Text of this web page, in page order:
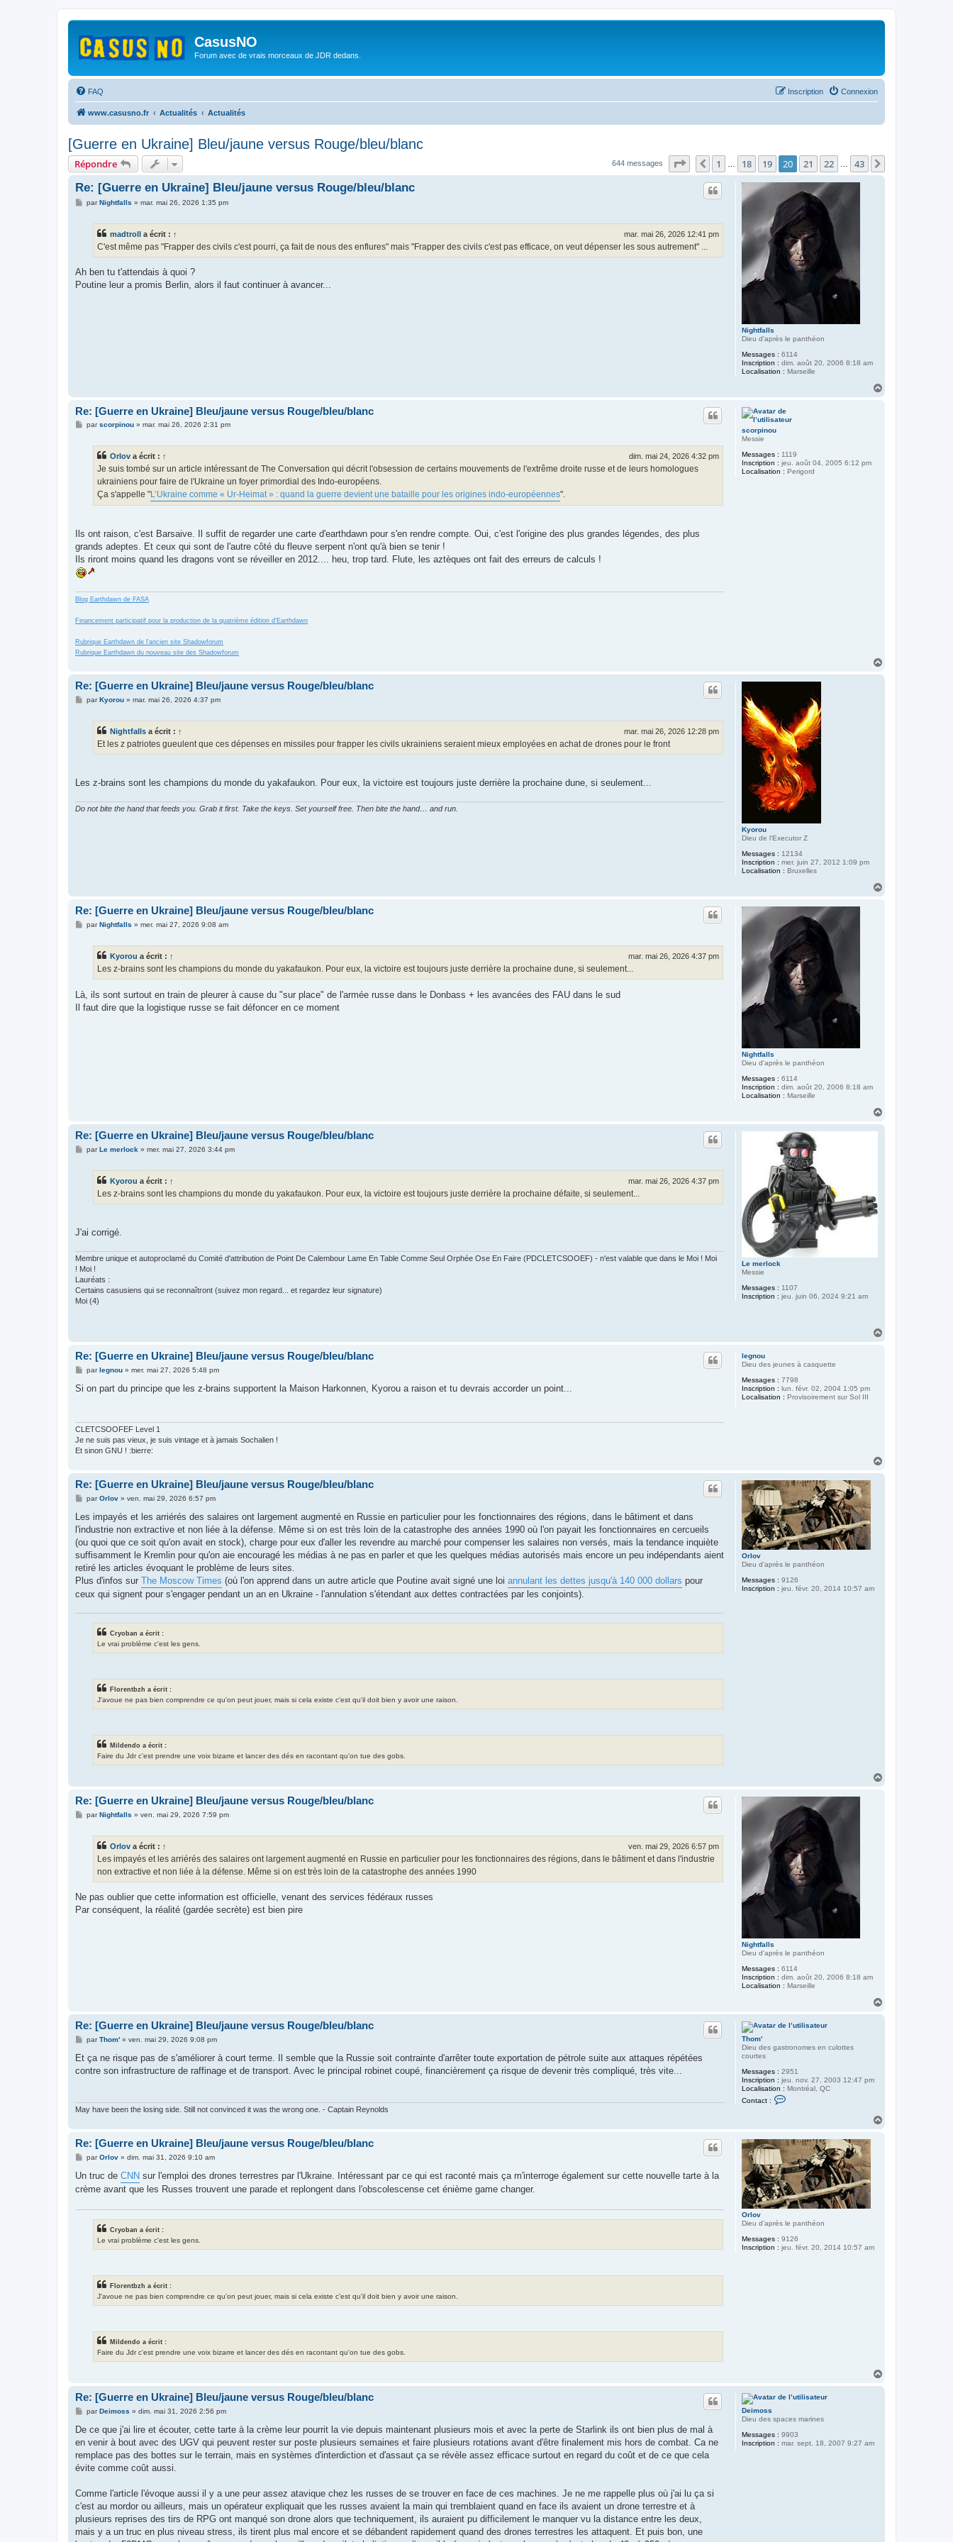
CasusNO
Forum avec de vrais morceaux de JDR dedans.
FAQ Connexion
Inscription
www.casusno.fr Actualités Actualités
[Guerre en Ukraine] Bleu/jaune versus Rouge/bleu/blanc
Répondre 644 messages Page 20 43
Précédent
1 18 19 20 21 22 43
Nightfalls
Dieu d'après le panthéon
Messages : 6114
Inscription : dim. août 20, 2006 8:18 am
Localisation : Marseille
Re: [Guerre en Ukraine] Bleu/jaune versus Rouge/bleu/blanc
MparNightfalls » mar. mai 26, 2026 1:35 pm
madtroll a écrit : ↑ mar. mai 26, 2026 12:41 pm
C'est même pas "Frapper des civils c'est pourri, ça fait de nous des enflures" mais "Frapper des civils c'est pas efficace, on veut dépenser les sous autrement" ...
Ah ben tu t'attendais à quoi ?
Poutine leur a promis Berlin, alors il faut continuer à avancer...
scorpinou
Messie
Messages : 1119
Inscription : jeu. août 04, 2005 6:12 pm
Localisation : Perigord
Re: [Guerre en Ukraine] Bleu/jaune versus Rouge/bleu/blanc
Mparscorpinou» mar. mai 26, 2026 2:31 pm
Orlov a écrit : ↑ dim. mai 24, 2026 4:32 pm
Je suis tombé sur un article intéressant de The Conversation qui décrit l'obsession de certains mouvements de l'extrême droite russe et de leurs homologues
ukrainiens pour faire de l'Ukraine un foyer primordial des Indo-européens.
Ça s'appelle "L’Ukraine comme « Ur‑Heimat » : quand la guerre devient une bataille pour les origines indo‑européennes".
Ils ont raison, c'est Barsaive. Il suffit de regarder une carte d'earthdawn pour s'en rendre compte. Oui, c'est l'origine des plus grandes légendes, des plus
grands adeptes. Et ceux qui sont de l'autre côté du fleuve serpent n'ont qu'à bien se tenir !
Ils riront moins quand les dragons vont se réveiller en 2012.... heu, trop tard. Flute, les aztèques ont fait des erreurs de calculs !
Blog Earthdawn de FASA
Financement participatif pour la production de la quatrième édition d'Earthdawn
Rubrique Earthdawn de l'ancien site Shadowforum
Rubrique Earthdawn du nouveau site des Shadowforum
Kyorou
Dieu de l'Executor Z
Messages : 12134
Inscription : mer. juin 27, 2012 1:09 pm
Localisation : Bruxelles
Re: [Guerre en Ukraine] Bleu/jaune versus Rouge/bleu/blanc
MparKyorou» mar. mai 26, 2026 4:37 pm
Nightfalls a écrit : ↑ mar. mai 26, 2026 12:28 pm
Et les z patriotes gueulent que ces dépenses en missiles pour frapper les civils ukrainiens seraient mieux employées en achat de drones pour le front
Les z-brains sont les champions du monde du yakafaukon. Pour eux, la victoire est toujours juste derrière la prochaine dune, si seulement...
Do not bite the hand that feeds you. Grab it first. Take the keys. Set yourself free. Then bite the hand… and run.
Nightfalls
Dieu d'après le panthéon
Messages : 6114
Inscription : dim. août 20, 2006 8:18 am
Localisation : Marseille
Re: [Guerre en Ukraine] Bleu/jaune versus Rouge/bleu/blanc
MparNightfalls » mer. mai 27, 2026 9:08 am
Kyorou a écrit : ↑ mar. mai 26, 2026 4:37 pm
Les z-brains sont les champions du monde du yakafaukon. Pour eux, la victoire est toujours juste derrière la prochaine dune, si seulement...
Là, ils sont surtout en train de pleurer à cause du "sur place" de l'armée russe dans le Donbass + les avancées des FAU dans le sud
Il faut dire que la logistique russe se fait défoncer en ce moment
Le merlock
Messie
Messages : 1107
Inscription : jeu. juin 06, 2024 9:21 am
Re: [Guerre en Ukraine] Bleu/jaune versus Rouge/bleu/blanc
MparLe merlock » mer. mai 27, 2026 3:44 pm
Kyorou a écrit : ↑ mar. mai 26, 2026 4:37 pm
Les z-brains sont les champions du monde du yakafaukon. Pour eux, la victoire est toujours juste derrière la prochaine défaite, si seulement...
J'ai corrigé.
Membre unique et autoproclamé du Comité d'attribution de Point De Calembour Lame En Table Comme Seul Orphée Ose En Faire (PDCLETCSOOEF) - n'est valable que dans le Moi ! Moi
! Moi !
Lauréats :
Certains casusiens qui se reconnaîtront (suivez mon regard... et regardez leur signature)
Moi (4)
legnou
Dieu des jeunes à casquette
Messages : 7798
Inscription : lun. févr. 02, 2004 1:05 pm
Localisation : Provisoirement sur Sol III
Re: [Guerre en Ukraine] Bleu/jaune versus Rouge/bleu/blanc
Mparlegnou» mer. mai 27, 2026 5:48 pm
Si on part du principe que les z-brains supportent la Maison Harkonnen, Kyorou a raison et tu devrais accorder un point...
CLETCSOOFEF Level 1
Je ne suis pas vieux, je suis vintage et à jamais Sochalien !
Et sinon GNU ! :bierre:
Orlov
Dieu d'après le panthéon
Messages : 9126
Inscription : jeu. févr. 20, 2014 10:57 am
Re: [Guerre en Ukraine] Bleu/jaune versus Rouge/bleu/blanc
M
s
a
g
parOrlov» ven. mai 29, 2026 6:57 pm
Les impayés et les arriérés des salaires ont largement augmenté en Russie en particulier pour les fonctionnaires des régions, dans le bâtiment et dans
l'industrie non extractive et non liée à la défense. Même si on est très loin de la catastrophe des années 1990 où l'on payait les fonctionnaires en cercueils
(ou quoi que ce soit qu'on avait en stock), charge pour eux d'aller les revendre au marché pour compenser les salaires non versés, mais la tendance inquiète
suffisamment le Kremlin pour qu'on aie encouragé les médias à ne pas en parler et que les quelques médias autorisés mais encore un peu indépendants aient
retiré les articles évoquant le problème de leurs sites.
Plus d'infos sur The Moscow Times (où l'on apprend dans un autre article que Poutine avait signé une loi annulant les dettes jusqu'à 140 000 dollars pour
ceux qui signent pour s'engager pendant un an en Ukraine - l'annulation s'étendant aux dettes contractées par les conjoints).
Cryoban a écrit :
Le vrai problème c'est les gens.
Florentbzh a écrit :
J'avoue ne pas bien comprendre ce qu'on peut jouer, mais si cela existe c'est qu'il doit bien y avoir une raison.
Mildendo a écrit :
Faire du Jdr c'est prendre une voix bizarre et lancer des dés en racontant qu'on tue des gobs.
Nightfalls
Dieu d'après le panthéon
Messages : 6114
Inscription : dim. août 20, 2006 8:18 am
Localisation : Marseille
Re: [Guerre en Ukraine] Bleu/jaune versus Rouge/bleu/blanc
MparNightfalls » ven. mai 29, 2026 7:59 pm
Orlov a écrit : ↑ ven. mai 29, 2026 6:57 pm
Les impayés et les arriérés des salaires ont largement augmenté en Russie en particulier pour les fonctionnaires des régions, dans le bâtiment et dans l'industrie
non extractive et non liée à la défense. Même si on est très loin de la catastrophe des années 1990
Ne pas oublier que cette information est officielle, venant des services fédéraux russes
Par conséquent, la réalité (gardée secrète) est bien pire
Thom'
Dieu des gastronomes en culottes
courtes
Messages : 2951
Inscription : jeu. nov. 27, 2003 12:47 pm
Localisation : Montréal, QC
Contact :
a
c
t
r
T
h
o
m
'
Re: [Guerre en Ukraine] Bleu/jaune versus Rouge/bleu/blanc
M
s
a
parThom'» ven. mai 29, 2026 9:08 pm
Et ça ne risque pas de s'améliorer à court terme. Il semble que la Russie soit contrainte d'arrêter toute exportation de pétrole suite aux attaques répétées
contre son infrastructure de raffinage et de transport. Avec le principal robinet coupé, financièrement ça risque de devenir très compliqué, très vite...
May have been the losing side. Still not convinced it was the wrong one. - Captain Reynolds
Orlov
Dieu d'après le panthéon
Messages : 9126
Inscription : jeu. févr. 20, 2014 10:57 am
Re: [Guerre en Ukraine] Bleu/jaune versus Rouge/bleu/blanc
M
s
a
parOrlov» dim. mai 31, 2026 9:10 am
Un truc de CNN sur l'emploi des drones terrestres par l'Ukraine. Intéressant par ce qui est raconté mais ça m'interroge également sur cette nouvelle tarte à la
crème avant que les Russes trouvent une parade et replongent dans l'obscolescense cet énième game changer.
Cryoban a écrit :
Le vrai problème c'est les gens.
Florentbzh a écrit :
J'avoue ne pas bien comprendre ce qu'on peut jouer, mais si cela existe c'est qu'il doit bien y avoir une raison.
Mildendo a écrit :
Faire du Jdr c'est prendre une voix bizarre et lancer des dés en racontant qu'on tue des gobs.
Deimoss
Dieu des spaces marines
Messages : 9903
Inscription : mar. sept. 18, 2007 9:27 am
Re: [Guerre en Ukraine] Bleu/jaune versus Rouge/bleu/blanc
M
s
a
g
parDeimoss » dim. mai 31, 2026 2:56 pm
De ce que j'ai lire et écouter, cette tarte à la crème leur pourrit la vie depuis maintenant plusieurs mois et avec la perte de Starlink ils ont bien plus de mal à
en venir à bout avec des UGV qui peuvent rester sur poste plusieurs semaines et faire plusieurs rotations avant d'être finalement mis hors de combat. Ca ne
remplace pas des bottes sur le terrain, mais en systèmes d'interdiction et d'assaut ça se révèle assez efficace surtout en regard du coût et de ce que cela
évite comme coût aussi.
Comme l'article l'évoque aussi il y a une peur assez atavique chez les russes de se trouver en face de ces machines. Je ne me rappelle plus où j'ai lu ça si
c'est au mordor ou ailleurs, mais un opérateur expliquait que les russes avaient la main qui tremblaient quand en face ils avaient un drone terrestre et à
plusieurs reprises des tirs de RPG ont manqué son drone alors que techniquement, ils auraient pu difficilement le manquer vu la distance entre les deux,
mais y a un truc en plus niveau stress, ils tirent plus mal encore et se débandent rapidement quand des drones terrestres les attaquent. Et puis bon, une